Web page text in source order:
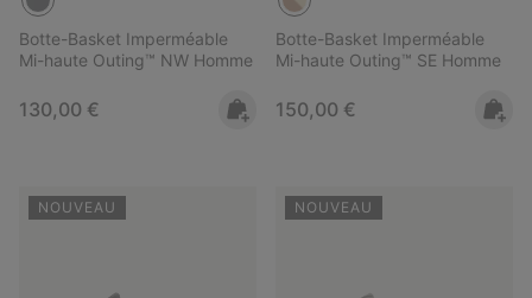
Botte-Basket Imperméable
Mi-haute Outing™ NW Homme
Regular price:
130,00 €
Botte-Basket Imperméable
Mi-haute Outing™ SE Homme
Regular price:
150,00 €
NOUVEAU NOUVEAU